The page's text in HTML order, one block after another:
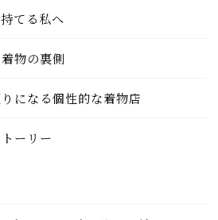
てる私へ
物の裏側
になる個性的な着物店
ーリー